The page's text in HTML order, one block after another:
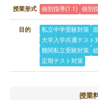
授業形式 個別指導(1:1) 個別
目的 私立中学受験対策
大学入学共通テスト
難関私立受験対策
定期テスト対策
授業